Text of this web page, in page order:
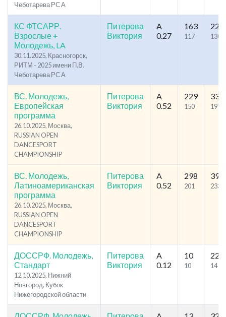
Чеботарева РС А
КС ФТСАРР.
Взрослые +
Молодежь, LA
30.11.2025, Красногорск,
РИТМ - 2025 имени П.В.
Чеботарева РС А
Питерова
Виктория
A
0.27
163
117
227
130
ВС. Молодежь,
Европейская
программа
26.10.2025, Москва,
RUSSIAN OPEN
DANCESPORT
CHAMPIONSHIP
Питерова
Виктория
A
0.52
229
150
335
197
ВС. Молодежь,
Латиноамериканская
программа
26.10.2025, Москва,
RUSSIAN OPEN
DANCESPORT
CHAMPIONSHIP
Питерова
Виктория
A
0.52
298
201
390
233
ДОССРФ. Молодежь,
Стандарт
12.10.2025, Нижний
Новгород, Кубок
Нижегородской области
Питерова
Виктория
A
0.12
10
10
22
14